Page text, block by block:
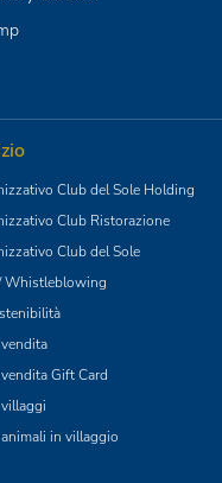
Club del Sole Holding
Club Ristorazione
Club del Sole
Whistleblowing
Gift Card
in villaggio